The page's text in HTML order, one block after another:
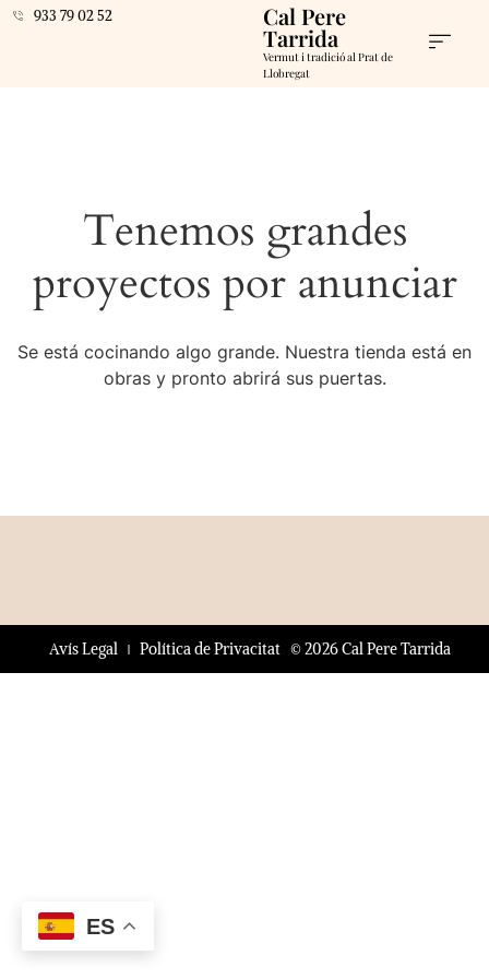
933 79 02 52 Cal Pere
Tarrida
Vermut i tradició al Prat de
Llobregat
Tenemos grandes
proyectos por anunciar
Se está cocinando algo grande. Nuestra tienda está en
obras y pronto abrirá sus puertas.
© 2026 Cal Pere Tarrida
Avís Legal Política de Privacitat
ES